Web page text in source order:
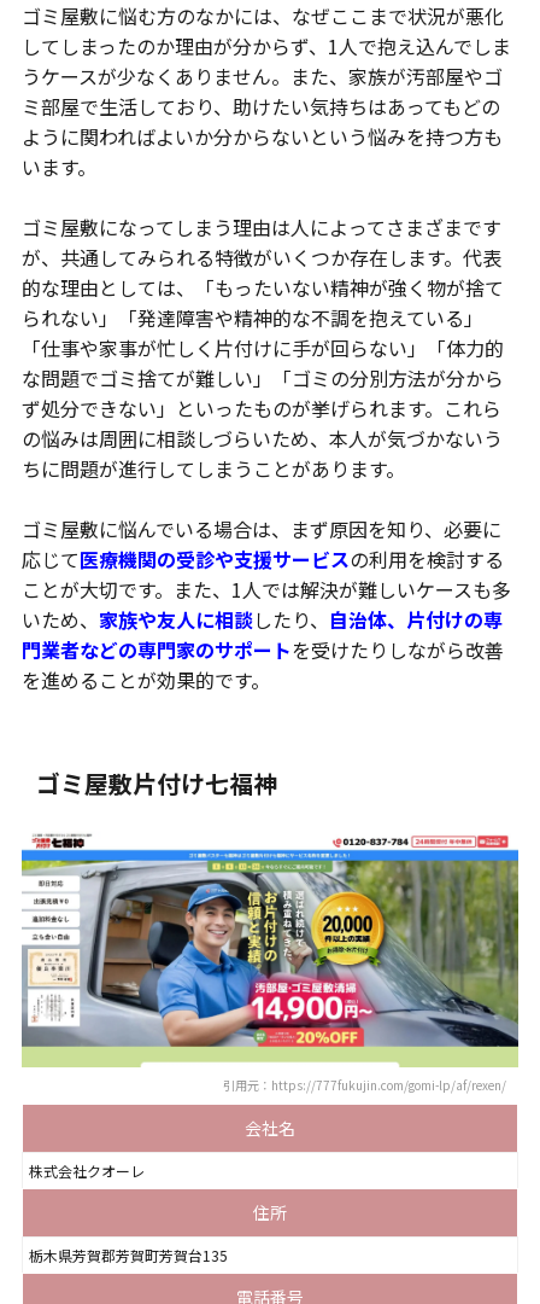
ゴミ屋敷に悩む方のなかには、なぜここまで状況が悪化
してしまったのか理由が分からず、1人で抱え込んでしま
うケースが少なくありません。また、家族が汚部屋やゴ
ミ部屋で生活しており、助けたい気持ちはあってもどの
ように関わればよいか分からないという悩みを持つ方も
います。
ゴミ屋敷になってしまう理由は人によってさまざまです
が、共通してみられる特徴がいくつか存在します。代表
的な理由としては、「もったいない精神が強く物が捨て
られない」「発達障害や精神的な不調を抱えている」
「仕事や家事が忙しく片付けに手が回らない」「体力的
な問題でゴミ捨てが難しい」「ゴミの分別方法が分から
ず処分できない」といったものが挙げられます。これら
の悩みは周囲に相談しづらいため、本人が気づかないう
ちに問題が進行してしまうことがあります。
ゴミ屋敷に悩んでいる場合は、まず原因を知り、必要に
応じて医療機関の受診や支援サービスの利用を検討する
ことが大切です。また、1人では解決が難しいケースも多
いため、 家族や友人に相談したり、 自治体、片付けの専
門業者などの専門家のサポートを受けたりしながら改善
を進めることが効果的です。
ゴミ屋敷片付け七福神
引用元：https://777fukujin.com/gomi-lp/af/rexen/
会社名
株式会社クオーレ
住所
栃木県芳賀郡芳賀町芳賀台135
電話番号